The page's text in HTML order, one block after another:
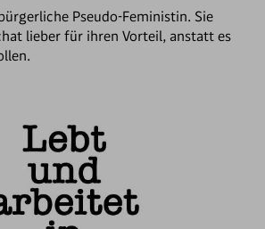
Pseudo-Feministin. Sie
lieber für ihren Vorteil, anstatt es